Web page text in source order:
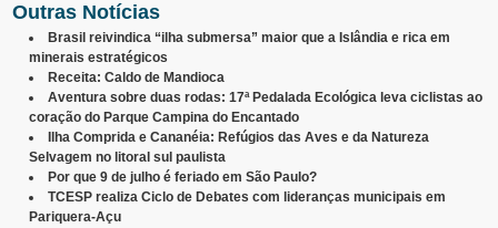
Outras Notícias
Brasil reivindica “ilha submersa” maior que a Islândia e rica em
minerais estratégicos
Receita: Caldo de Mandioca
Aventura sobre duas rodas: 17ª Pedalada Ecológica leva ciclistas ao
coração do Parque Campina do Encantado
Ilha Comprida e Cananéia: Refúgios das Aves e da Natureza
Selvagem no litoral sul paulista
Por que 9 de julho é feriado em São Paulo?
TCESP realiza Ciclo de Debates com lideranças municipais em
Pariquera-Açu